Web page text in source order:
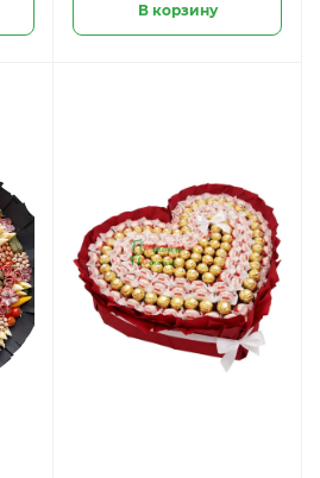
В корзину